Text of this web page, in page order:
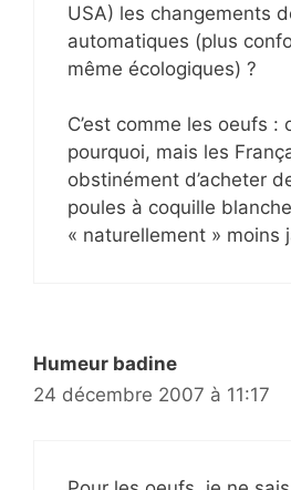
USA) les changements
automatiques (plus
même écologiques) ?
C’est comme les oeufs :
pourquoi, mais les
obstinément d’acheter
poules à coquille
« naturellement » moins
Humeur badine
24 décembre 2007 à 11:17